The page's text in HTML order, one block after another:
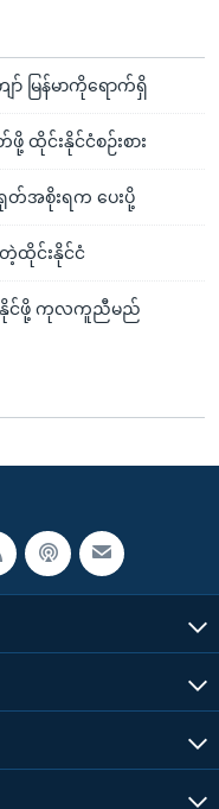
မြန်မာကိုရောက်ရှိ
င်းနိုင်ငံစဉ်းစား
အစိုးရက ပေးပို့
ထိုင်းနိုင်ငံ
းနိုင်ဖို့ ကုလကူညီမည်